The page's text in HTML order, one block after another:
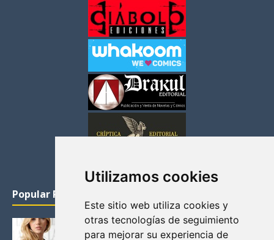
Utilizamos cookies
Este sitio web utiliza cookies y
otras tecnologías de seguimiento
para mejorar su experiencia de
Popular Posts
KATHERYN WINNICK: LA ACTRIZ MAS GUAPA DE
VIKINGOS